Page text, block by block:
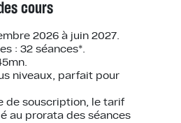
cours
2026 à juin 2027.
: 32 séances*.
niveaux, parfait pour
de souscription, le tarif
au prorata des séances